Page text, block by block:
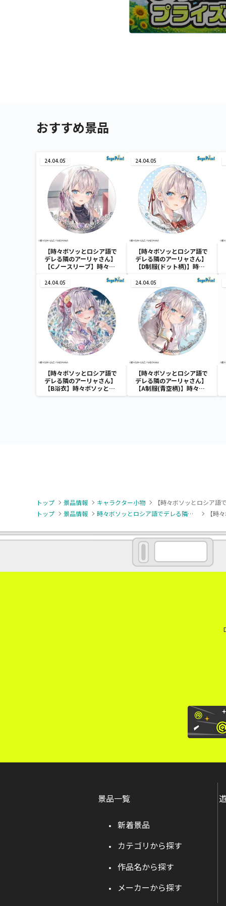
おすすめ景品
24.04.05
【時々ボソッとロシア語で
デレる隣のアーリャさん】
【Cノースリーブ】時々ボ
のアーリャさん ホログラ
ム缶バッジ
24.04.05
【時々ボソッとロシア語で
デレる隣のアーリャさん】
【D制服(ドット柄)】時々
隣のアーリャさん ホログ
ラム缶バッジ
24.04.05
【時々ボソッとロシア語で
デレる隣のアーリャさん】
【B浴衣】時々ボソッとロ
シア語でデレる隣のアーリ
24.04.05
【時々ボソッとロシア語で
デレる隣のアーリャさん】
【A制服(青空柄)】時々ボ
ソッとロシア語でデレる隣
トップ 景品情報 キャラクター小物
【時々ボソッとロシア
トップ
景品情報 時々ボソッとロシア語でデレる隣のアーリャさん 【時
景品一覧
新着景品
カテゴリから探す
作品名から探す
メーカーから探す